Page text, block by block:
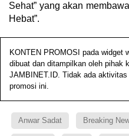
Sehat” yang akan
Hebat”.
KONTEN PROMOSI pada widget
dibuat dan ditampilkan oleh pihak
JAMBINET.ID. Tidak ada
promosi ini.
Anwar Sadat Breaking